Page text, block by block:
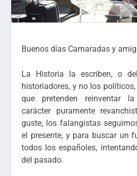
Buenos días Camaradas y
La Historia la escriben, o
historiadores, y no los
que pretenden reinventar
carácter puramente
guste, los falangistas
el presente, y para buscar un
todos los españoles,
del pasado.